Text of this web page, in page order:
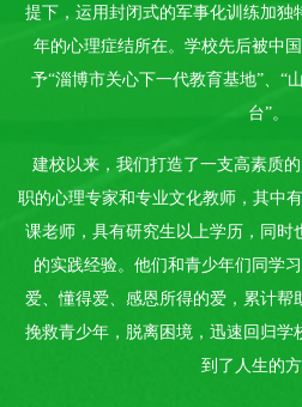
提下，运用封闭式的军事化训练加独
年的心理症结所在。学校先后被中
予“淄博市关心下一代教育基地”、“
台”。
建校以来，我们打造了一支高素质的
职的心理专家和专业文化教师，其中
课老师，具有研究生以上学历，同时
的实践经验。他们和青少年们同学
爱、懂得爱、感恩所得的爱，累计帮
挽救青少年，脱离困境，迅速回归学
到了人生的方